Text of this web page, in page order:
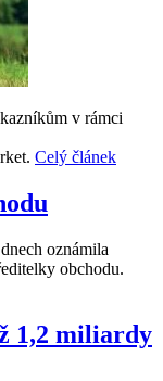
v rámci
Celý článek
oznámila
obchodu.
1,2 miliardy